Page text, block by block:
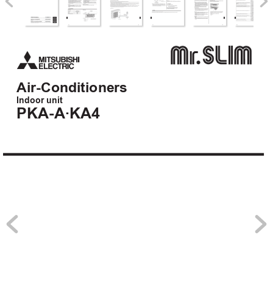
Air-Conditioners
Indoor unit
PKA-A·KA4